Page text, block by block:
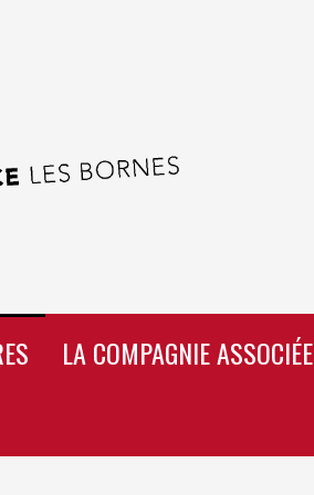
LA COMPAGNIE ASSOCIÉE